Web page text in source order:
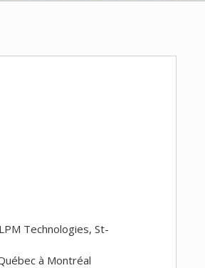
Technologies, St-
à Montréal